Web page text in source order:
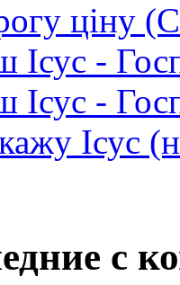
ціну
Ісус -
Ісус -
Ісус
с